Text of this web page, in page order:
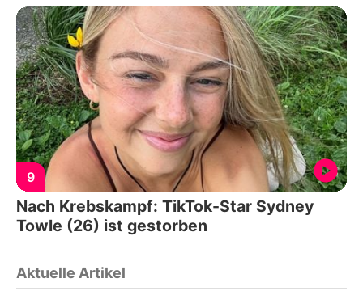
9
Nach Krebskampf: TikTok-Star Sydney
Towle (26) ist gestorben
Aktuelle Artikel